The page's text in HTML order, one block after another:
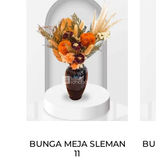
BUNGA MEJA SLEMAN
11